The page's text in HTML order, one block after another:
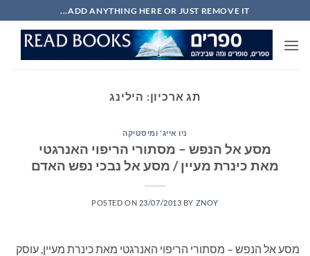
to
content
ADD ANYTHING HERE OR JUST REMOVE IT...
תג ארכיון: הילינג
ניו אייג' ומיסטיקה
מסע אל הנפש – מסתורי הריפוי האנרגטי
מאת כינרת מעיין / מסע אל נבכי נפש האדם
POSTED ON 23/07/2013 BY ZNOY
מסע אל הנפש – מסתורי הריפוי האנרגטי מאת כינרת מעיין, עוסק